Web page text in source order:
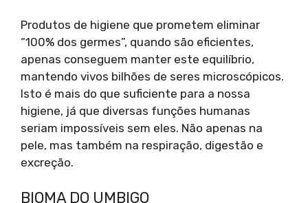
Produtos de higiene que prometem eliminar
“100% dos germes”, quando são eficientes,
apenas conseguem manter este equilíbrio,
mantendo vivos bilhões de seres microscópicos.
Isto é mais do que suficiente para a nossa
higiene, já que diversas funções humanas
seriam impossíveis sem eles. Não apenas na
pele, mas também na respiração, digestão e
excreção.
BIOMA DO UMBIGO